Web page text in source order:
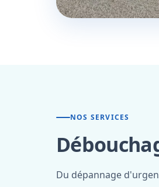
NOS SERVICES
Du dépannage